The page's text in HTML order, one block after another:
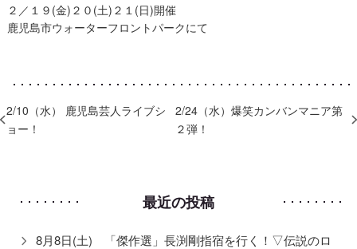
２／１９(金)２０(土)２１(日)開催
鹿児島市ウォーターフロントパークにて
2/10（水） 鹿児島芸人ライブシ
ョー！
2/24（水）爆笑カンバンマニア第
２弾！
最近の投稿
8月8日(土) 「傑作選」長渕剛指宿を行く！▽伝説のロ